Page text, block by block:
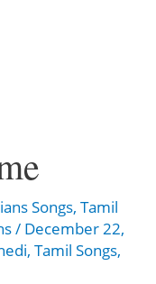
Songs,Tamil
/ December 22,
,Tamil Songs,